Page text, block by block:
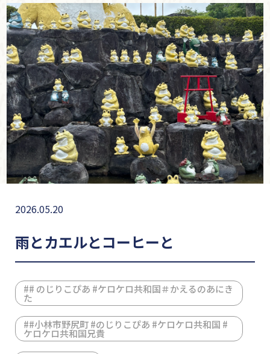
2026.05.20
雨とカエルとコーヒーと
## のじりこぴあ #ケロケロ共和国＃かえるのあにき
た
##小林市野尻町 #のじりこぴあ #ケロケロ共和国 #
ケロケロ共和国兄貴